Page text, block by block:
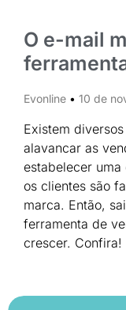
O e-mail
Evonline 10 de
Existem
alavancar as
estabelecer
os clientes são
marca. Então,
ferramenta de
crescer. Confira!